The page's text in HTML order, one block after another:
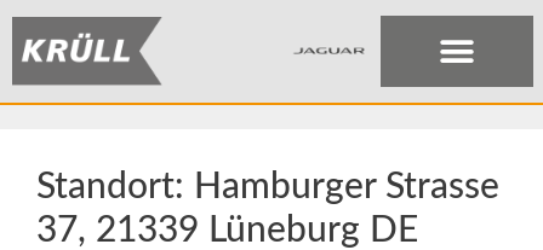
Standort: Hamburger Strasse
37, 21339 Lüneburg DE